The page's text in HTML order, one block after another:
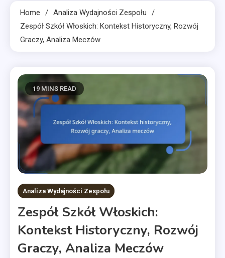
Home
Analiza Wydajności Zespołu
Zespół Szkół Włoskich: Kontekst Historyczny, Rozwój
Graczy, Analiza Meczów
19 MINS READ
Analiza Wydajności Zespołu
Zespół Szkół Włoskich:
Kontekst Historyczny, Rozwój
Graczy, Analiza Meczów